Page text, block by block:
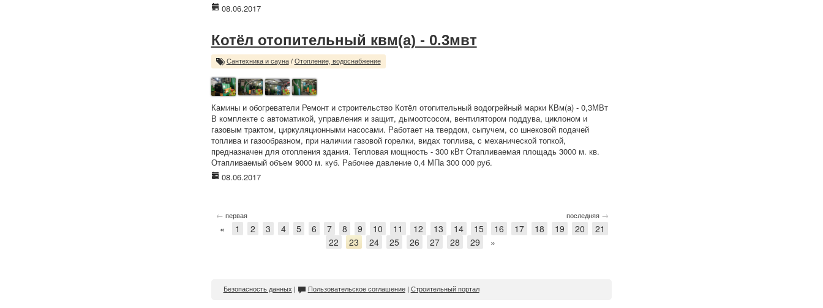
08.06.2017
Котёл отопительный квм(а) - 0.3мвт
Сантехника и сауна/ Отопление, водоснабжение
Камины и обогреватели Ремонт и строительство Котёл отопительный водогрейный марки КВм(а) - 0,3МВт
В комплекте с автоматикой, управления и защит, дымоотсосом, вентилятором поддува, циклоном и
газовым трактом, циркуляционными насосами. Работает на твердом, сыпучем, со шнековой подачей
топлива и газообразном, при наличии газовой горелки, видах топлива, с механической топкой,
предназначен для отопления здания. Тепловая мощность - 300 кВт Отапливаемая площадь 3000 м. кв.
Отапливаемый объем 9000 м. куб. Рабочее давление 0,4 МПа 300 000 руб.
08.06.2017
← первая последняя →
« 1 2 3 4 5 6 7 8 9 10 11 12 13 14 15 16 17 18 19 20
21
22
23 24 25 26 27 28 29 »
Безопасность данных | Пользовательское соглашение| Строительный портал